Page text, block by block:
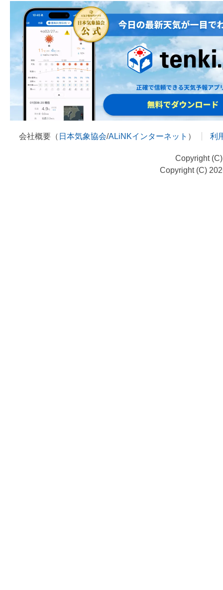
会社概要（ 日本気象協会/ALiNKインターネット ） 利
Copyright
Copyright (C)